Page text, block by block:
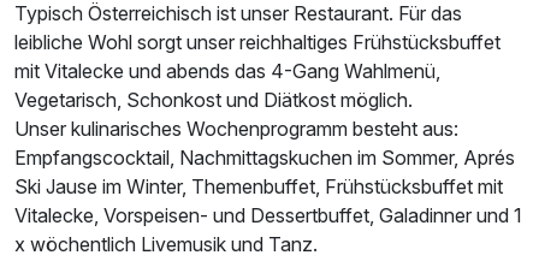
Typisch Österreichisch ist unser Restaurant. Für das
leibliche Wohl sorgt unser reichhaltiges Frühstücksbuffet
mit Vitalecke und abends das 4-Gang Wahlmenü,
Vegetarisch, Schonkost und Diätkost möglich.
Unser kulinarisches Wochenprogramm besteht aus:
Empfangscocktail, Nachmittagskuchen im Sommer, Aprés
Ski Jause im Winter, Themenbuffet, Frühstücksbuffet mit
Vitalecke, Vorspeisen- und Dessertbuffet, Galadinner und 1
x wöchentlich Livemusik und Tanz.